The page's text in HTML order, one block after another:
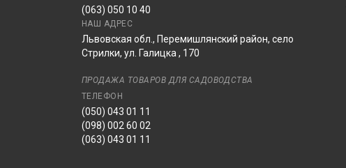
(063) 050 10 40
НАШ АДРЕС
Львовская обл., Перемишлянский район, село
Стрилки, ул. Галицка , 170
ПРОДАЖА ТОВАРОВ ДЛЯ САДОВОДСТВА
ТЕЛЕФОН
(050) 043 01 11
(098) 002 60 02
(063) 043 01 11